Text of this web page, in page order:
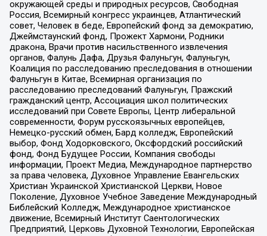
окружающей среды и природных ресурсов, Свободная
Россия, Всемирный конгресс украинцев, Атлантический
совет, Человек в беде, Европейский фонд за демократию,
Джеймстаунский фонд, Прожект Хармони, Родники
дракона, Врачи против насильственного извлечения
органов, Фалунь Дафа, Друзья Фалуньгун, Фалуньгун,
Коалиция по расследованию преследования в отношении
Фалуньгун в Китае, Всемирная организация по
расследованию преследований Фалуньгун, Пражский
гражданский центр, Ассоциация школ политических
исследований при Совете Европы, Центр либеральной
современности, Форум русскоязычных европейцев,
Немецко-русский обмен, Бард колледж, Европейский
выбор, Фонд Ходорковского, Оксфордский российский
фонд, Фонд Будущее России, Компания свободы
информации, Проект Медиа, Международное партнерство
за права человека, Духовное Управление Евангельских
Христиан Украинской Христианской Церкви, Новое
Поколение, Духовное Учебное Заведение Международный
Библейский Колледж, Международное христианское
движение, Всемирный Институт Саентологических
Предприятий, Церковь Духовной Технологии, Европейская